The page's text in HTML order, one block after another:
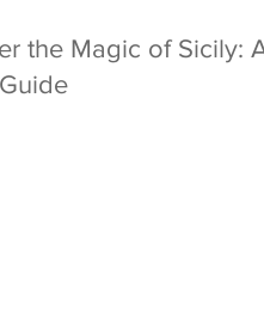
the Magic of Sicily: